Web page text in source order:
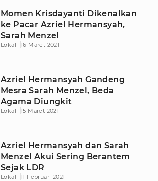
Momen Krisdayanti Dikenalkan
ke Pacar Azriel Hermansyah,
Sarah Menzel
Lokal 16 Maret 2021
Azriel Hermansyah Gandeng
Mesra Sarah Menzel, Beda
Agama Diungkit
Lokal 15 Maret 2021
Azriel Hermansyah dan Sarah
Menzel Akui Sering Berantem
Sejak LDR
Lokal 11 Februari 2021